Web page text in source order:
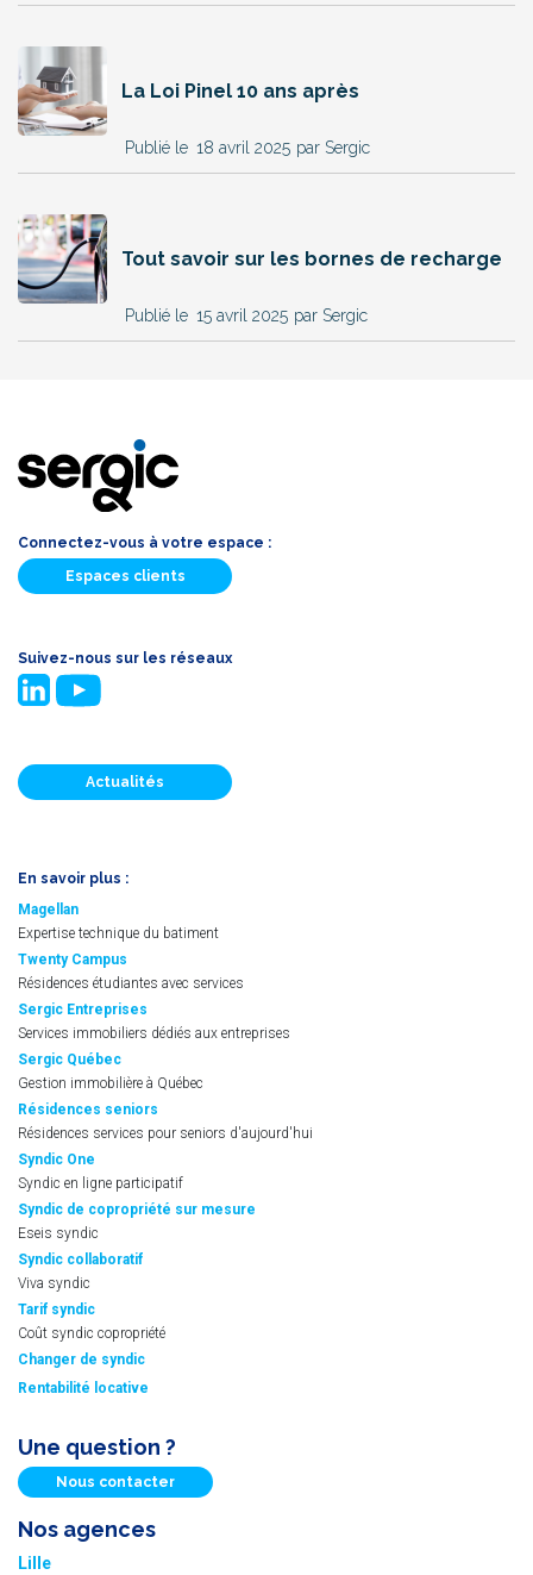
La Loi Pinel 10 ans après
par Sergic
18 avril 2025
Tout savoir sur les bornes de recharge
par Sergic
15 avril 2025
Connectez-vous à votre espace :
Espaces clients
Suivez-nous sur les réseaux
Actualités
En savoir plus :
Magellan
Expertise technique du batiment
Twenty Campus
Résidences étudiantes avec services
Sergic Entreprises
Services immobiliers dédiés aux entreprises
Sergic Québec
Gestion immobilière à Québec
Résidences seniors
Résidences services pour seniors d'aujourd'hui
Syndic One
Syndic en ligne participatif
Syndic de copropriété sur mesure
Eseis syndic
Syndic collaboratif
Viva syndic
Tarif syndic
Coût syndic copropriété
Changer de syndic
Rentabilité locative
Une question ?
Nous contacter
Nos agences
Lille